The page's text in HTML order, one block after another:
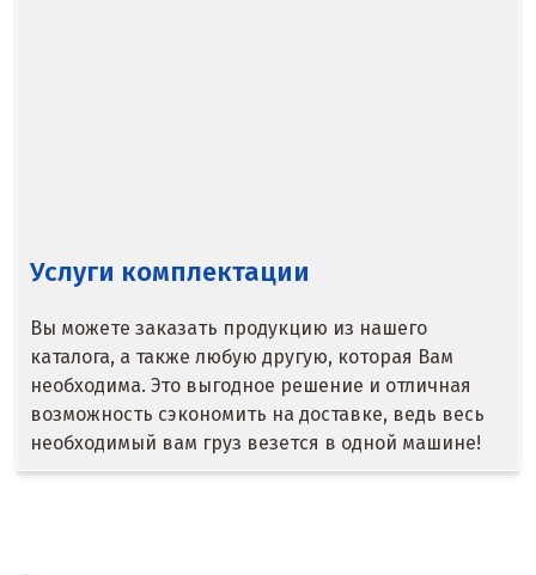
Надым
Наро-Фоминск
Невьянск
Нефтеюганск
Нижневартовск
Услуги комплектации
Вы можете заказать продукцию из нашего
каталога, а также любую другую, которая Вам
необходима. Это выгодное решение и отличная
возможность сэкономить на доставке, ведь весь
необходимый вам груз везется в одной машине!